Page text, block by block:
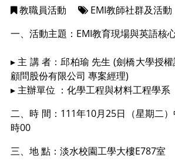
教職員活動
EMI教師社群及活動
一、活動主題：EMI教育現場與英語核
▸ 主 講 者：邱柏瑜 先生 (劍橋大學授
顧問股份有限公司 專案經理)
▸ 主辦單位 ：化學工程與材料工程學系
二、時 間：111年10月25日（星期二
時00
三、地 點：淡水校園工學大樓E787室